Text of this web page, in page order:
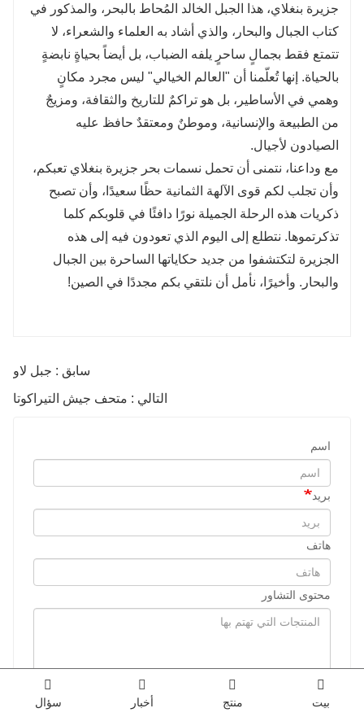
جزيرة بنغلاي، هذا الجبل الخالد المُحاط بالبحر، والمذكور في
كتاب الجبال والبحار، والذي أشاد به العلماء والشعراء، لا
تتمتع فقط بجمالٍ ساحرٍ يلفه الضباب، بل أيضاً بحياةٍ نابضةٍ
بالحياة. إنها تُعلّمنا أن "العالم الخيالي" ليس مجرد مكانٍ
وهمي في الأساطير، بل هو تراكمٌ للتاريخ والثقافة، ومزيجٌ
من الطبيعة والإنسانية، وموطنٌ ومعتقدٌ حافظ عليه
الصيادون لأجيال.
مع وداعنا، نتمنى أن تحمل نسمات بحر جزيرة بنغلاي تعبكم،
وأن تجلب لكم قوى الآلهة الثمانية حظًا سعيدًا، وأن تصبح
ذكريات هذه الرحلة الجميلة نورًا دافئًا في قلوبكم كلما
تذكرتموها. نتطلع إلى اليوم الذي تعودون فيه إلى هذه
الجزيرة لتكتشفوا من جديد حكاياتها الساحرة بين الجبال
والبحار. وأخيرًا، نأمل أن نلتقي بكم مجددًا في الصين!
سابق : جبل لاو
التالي : متحف جيش التيراكوتا
اسم
بريد
هاتف
محتوى التشاور
بيت منتج أخبار سؤال